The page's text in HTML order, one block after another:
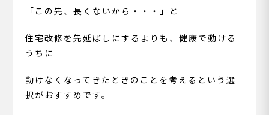
「この先、長くないから・・・」と
住宅改修を先延ばしにするよりも、健康で動ける
うちに
動けなくなってきたときのことを考えるという選
択がおすすめです。